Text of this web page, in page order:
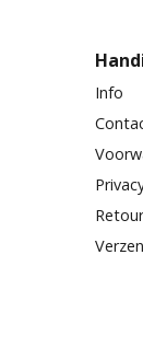
Info